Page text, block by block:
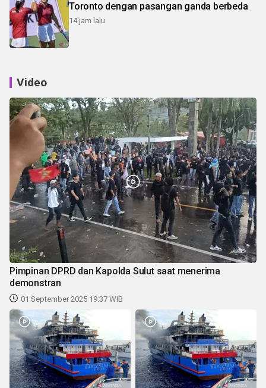
Toronto dengan pasangan ganda berbeda
14 jam lalu
Video
Pimpinan DPRD dan Kapolda Sulut saat menerima
demonstran
01 September 2025 19:37 WIB